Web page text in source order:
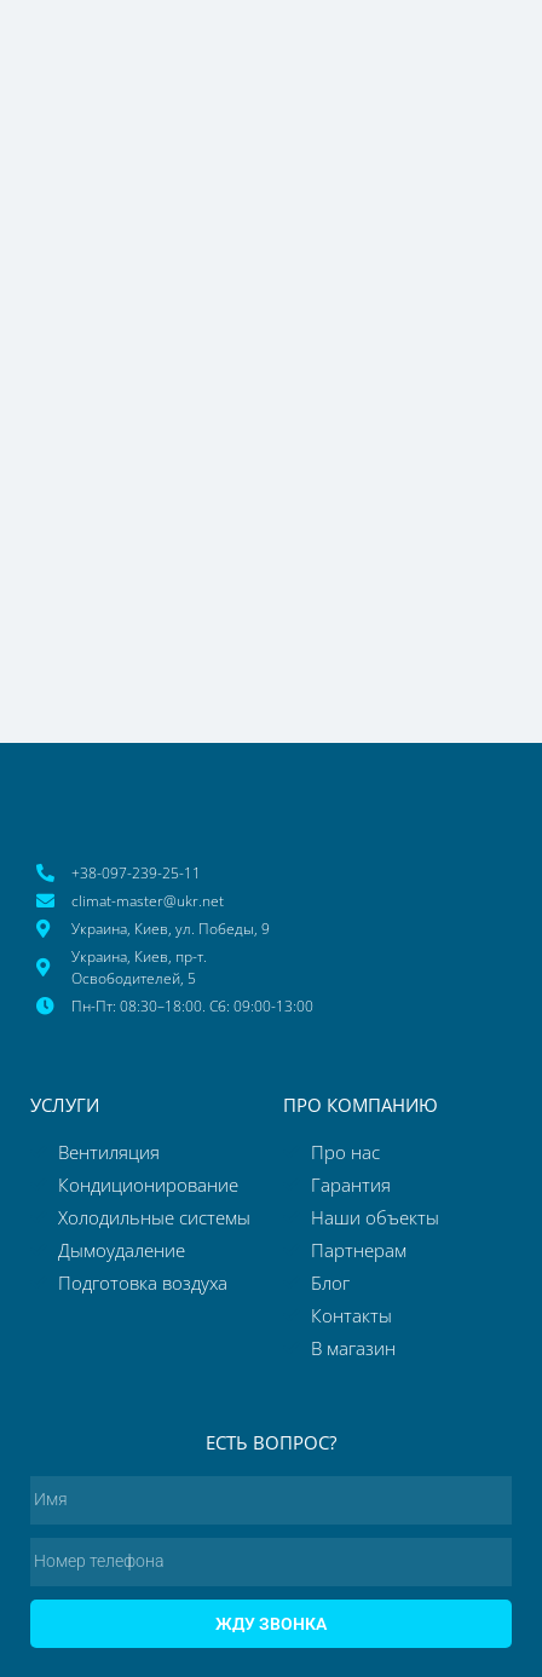
+38-097-239-25-11
climat-master@ukr.net
Украина, Киев, ул. Победы, 9
Украина, Киев, пр-т.
Освободителей, 5
Пн-Пт: 08:30–18:00. Сб: 09:00-13:00
УСЛУГИ
Вентиляция
Кондиционирование
Холодильные системы
Дымоудаление
Подготовка воздуха
ПРО КОМПАНИЮ
Про нас
Гарантия
Наши объекты
Партнерам
Блог
Контакты
В магазин
ЕСТЬ ВОПРОС?
ЖДУ ЗВОНКА